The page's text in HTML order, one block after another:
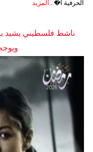
الحرفية ا�... المزيد
ناشط فلسطيني يشيد